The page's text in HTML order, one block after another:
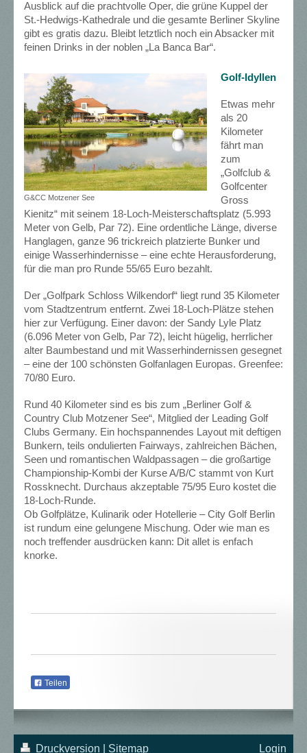
Ausblick auf die prachtvolle Oper, die grüne Kuppel der
St.-Hedwigs-Kathedrale und die gesamte Berliner Skyline
gibt es gratis dazu. Bleibt letztlich noch ein Absacker mit
feinen Drinks in der noblen „La Banca Bar“.
G&CC Motzener See
Golf-Idyllen
Etwas mehr
als 20
Kilometer
fährt man
zum
„Golfclub &
Golfcenter
Gross
Kienitz“ mit seinem 18-Loch-Meisterschaftsplatz (5.993
Meter von Gelb, Par 72). Eine ordentliche Länge, diverse
Hanglagen, ganze 96 trickreich platzierte Bunker und
einige Wasserhindernisse – eine echte Herausforderung,
für die man pro Runde 55/65 Euro bezahlt.
Der „Golfpark Schloss Wilkendorf“ liegt rund 35 Kilometer
vom Stadtzentrum entfernt. Zwei 18-Loch-Plätze stehen
hier zur Verfügung. Einer davon: der Sandy Lyle Platz
(6.096 Meter von Gelb, Par 72), leicht hügelig, herrlicher
alter Baumbestand und mit Wasserhindernissen gesegnet
– eine der 100 schönsten Golfanlagen Europas. Greenfee:
70/80 Euro.
Rund 40 Kilometer sind es bis zum „Berliner Golf &
Country Club Motzener See“, Mitglied der Leading Golf
Clubs Germany. Ein hochspannendes Layout mit deftigen
Bunkern, teils ondulierten Fairways, zahlreichen Bächen,
Seen und romantischen Waldpassagen – die großartige
Championship-Kombi der Kurse A/B/C stammt von Kurt
Rossknecht. Durchaus akzeptable 75/95 Euro kostet die
18-Loch-Runde.
Ob Golfplätze, Kulinarik oder Hotellerie – City Golf Berlin
ist rundum eine gelungene Mischung. Oder wie man es
noch treffender ausdrücken kann: Dit allet is enfach
knorke.
Teilen
Druckversion Sitemap Login